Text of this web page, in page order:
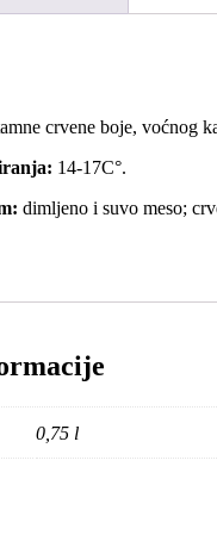
crvene boje, voćnog
14-17C°.
dimljeno i suvo meso;
0,75 l